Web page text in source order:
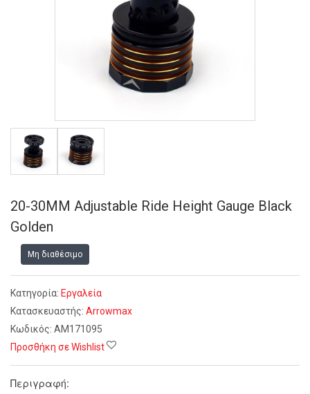
20-30MM Adjustable Ride Height Gauge Black
Golden
Μη διαθέσιμο
Κατηγορία: Εργαλεία
Κατασκευαστής: Arrowmax
Κωδικός: AM171095
Προσθήκη σε Wishlist
Περιγραφή: